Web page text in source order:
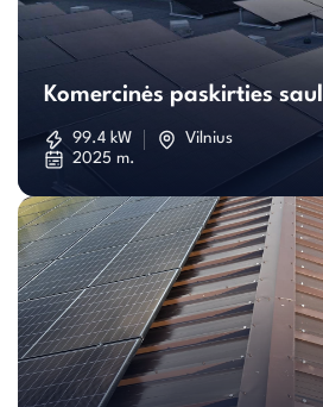
Komercinės paskirties
99.4 kW
Vilnius
2025 m.